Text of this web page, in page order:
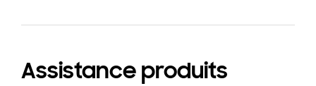
Assistance produits